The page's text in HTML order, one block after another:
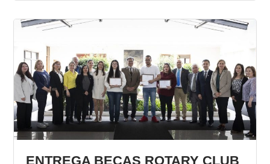
ENTREGA BECAS ROTARY CLUB